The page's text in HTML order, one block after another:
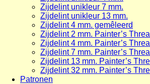
Zijdelint unikleur 7 mm.
Zijdelint unikleur 13 mm.
Zijdelint 4 mm. gemêleerd
Zijdelint 2 mm. Painter’s
Zijdelint 4 mm. Painter’s
Zijdelint 7 mm. Painter’s
Zijdelint 13 mm. Painter’s
Zijdelint 32 mm. Painter’s
Patronen